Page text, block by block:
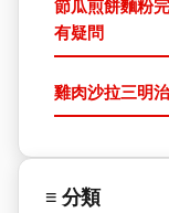
節瓜煎餅麵粉
有疑問
雞肉沙拉三明
≡ 分類